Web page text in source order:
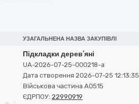
УЗАГАЛЬНЕНА НАЗВА ЗАКУПІВЛІ
Підкладки дерев’яні
UA-2026-07-25-000218-a
Дата створення 2026-07-25 12:13:35
Військова частина А0515
ЄДРПОУ: 22990919